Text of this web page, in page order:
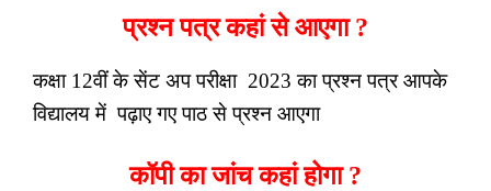
प्रश्न पत्र कहां से आएगा ?
कक्षा 12वीं के सेंट अप परीक्षा 2023 का प्रश्न पत्र आपके
विद्यालय में पढ़ाए गए पाठ से प्रश्न आएगा
कॉपी का जांच कहां होगा ?